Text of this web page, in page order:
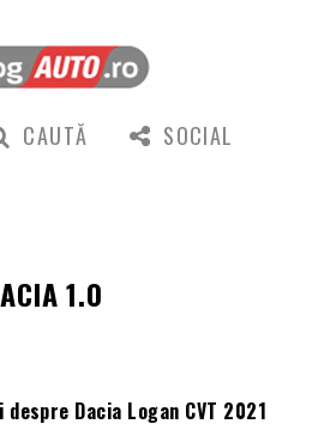
CAUTĂ SOCIAL
1.0